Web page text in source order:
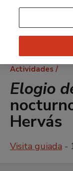
Ruta
de
navegación
Actividades
Elogio
Hervás
Visita guiada -